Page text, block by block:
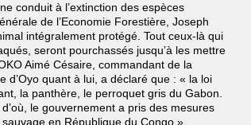
conduit à l’extinction des espèces
de l’Economie Forestière, Joseph
intégralement protégé. Tout ceux-là qui
seront pourchassés jusqu’à les mettre
Aimé Césaire, commandant de la
d’Oyo quant à lui, a déclaré que : « la loi
la panthère, le perroquet gris du Gabon.
le gouvernement a pris des mesures
en République du Congo ».